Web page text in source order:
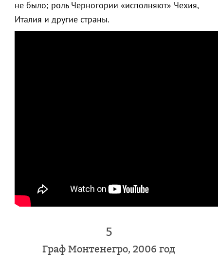
не было; роль Черногории «исполняют» Чехия,
Италия и другие страны.
5
Граф Монтенегро, 2006 год